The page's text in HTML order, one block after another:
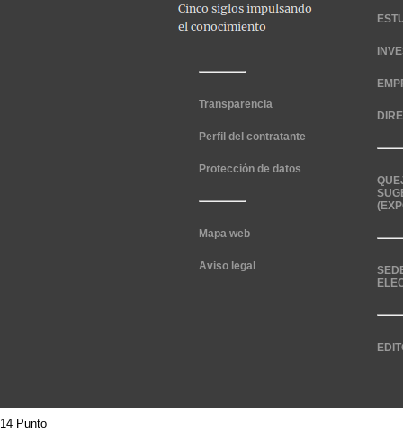
Transparencia
Perfil del contratante
Protección de datos
Mapa web
Aviso legal
14 Punto